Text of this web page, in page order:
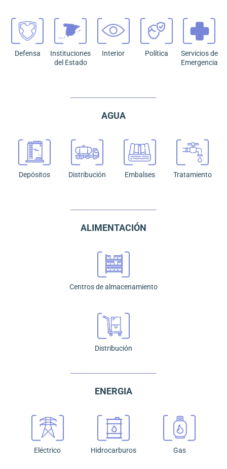
Defensa
Instituciones
del Estado
Interior Política
Servicios de
Emergencia
AGUA
Depósitos Distribución Embalses Tratamiento
ALIMENTACIÓN
Centros de almacenamiento
Distribución
ENERGIA
Eléctrico Hidrocarburos Gas